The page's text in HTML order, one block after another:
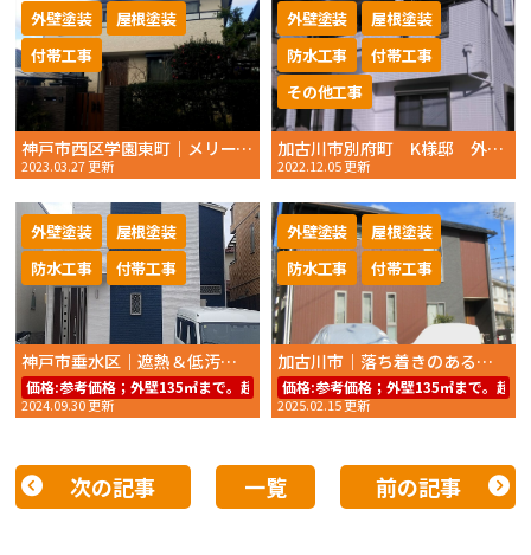
神戸市西区学園東町｜メリーノとチャコールの外壁塗装がやさしく洗練された佇まいへ
2023.03.27 更新
外壁塗装
屋根塗装
付帯工事
加古川市別府町 K様邸 外壁塗装・屋根塗装・ベランダ防水工事 2022年11月完工 おかちゃんペイント
2022.12.05 更新
外壁塗装
屋根塗装
防水工事
付帯工事
その他工事
神戸市垂水区｜遮熱＆低汚染塗料で美しさ長持ち！外壁・屋根塗装
価格:参考価格；外壁135㎡まで。超低汚染リファイン1000Si-IR74.8万円～（
2024.09.30 更新
外壁塗装
屋根塗装
防水工事
付帯工事
加古川市｜落ち着きのあるブラウン外壁へ！高耐久塗料で美しさを長持ち
価格:参考価格；外壁135㎡まで。超
2025.02.15 更新
外壁塗装
屋根塗装
防水工事
付帯工事
次の記事 一覧 前の記事